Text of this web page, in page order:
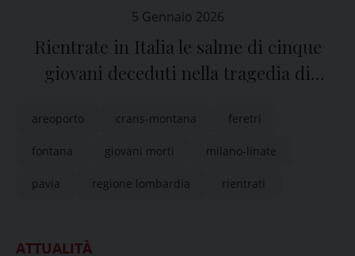
5 Gennaio 2026
Rientrate in Italia le salme di cinque
giovani deceduti nella tragedia di
areoporto crans-montana feretri
fontana giovani morti milano-linate
pavia regione lombardia rientrati
ATTUALITÀ